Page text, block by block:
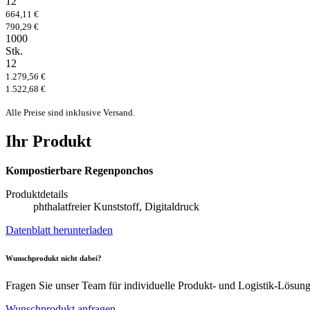
664,11 €
790,29 €
1000
Stk.
12
1.279,56 €
1.522,68 €
Alle Preise sind inklusive Versand.
Ihr Produkt
Kompostierbare Regenponchos
Produktdetails
phthalatfreier Kunststoff, Digitaldruck
Datenblatt herunterladen
Wunschprodukt nicht dabei?
Fragen Sie unser Team für individuelle Produkt- und Logistik-